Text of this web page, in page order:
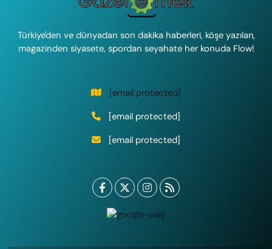
Türkiye'den ve dünyadan son dakika haberleri, köşe yazıları,
magazinden siyasete, spordan seyahate her konuda Flow!
[email protected]
[email protected]
[email protected]